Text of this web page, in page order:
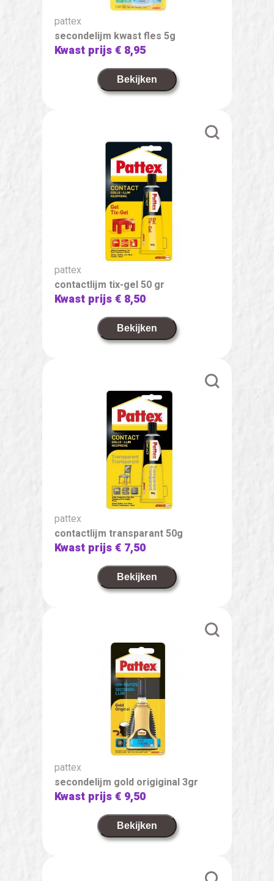
pattex
secondelijm kwast fles 5g
Kwast prijs€ 8,95
Bekijken
pattex
contactlijm tix-gel 50 gr
Kwast prijs€ 8,50
Bekijken
pattex
contactlijm transparant 50g
Kwast prijs€ 7,50
Bekijken
pattex
secondelijm gold origiginal 3gr
Kwast prijs€ 9,50
Bekijken